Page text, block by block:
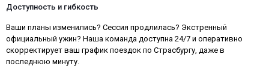
Доступность и гибкость
Ваши планы изменились? Сессия продлилась? Экстренный
официальный ужин? Наша команда доступна 24/7 и оперативно
скорректирует ваш график поездок по Страсбургу, даже в
последнюю минуту.